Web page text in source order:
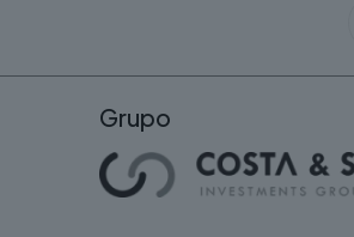
Grupo